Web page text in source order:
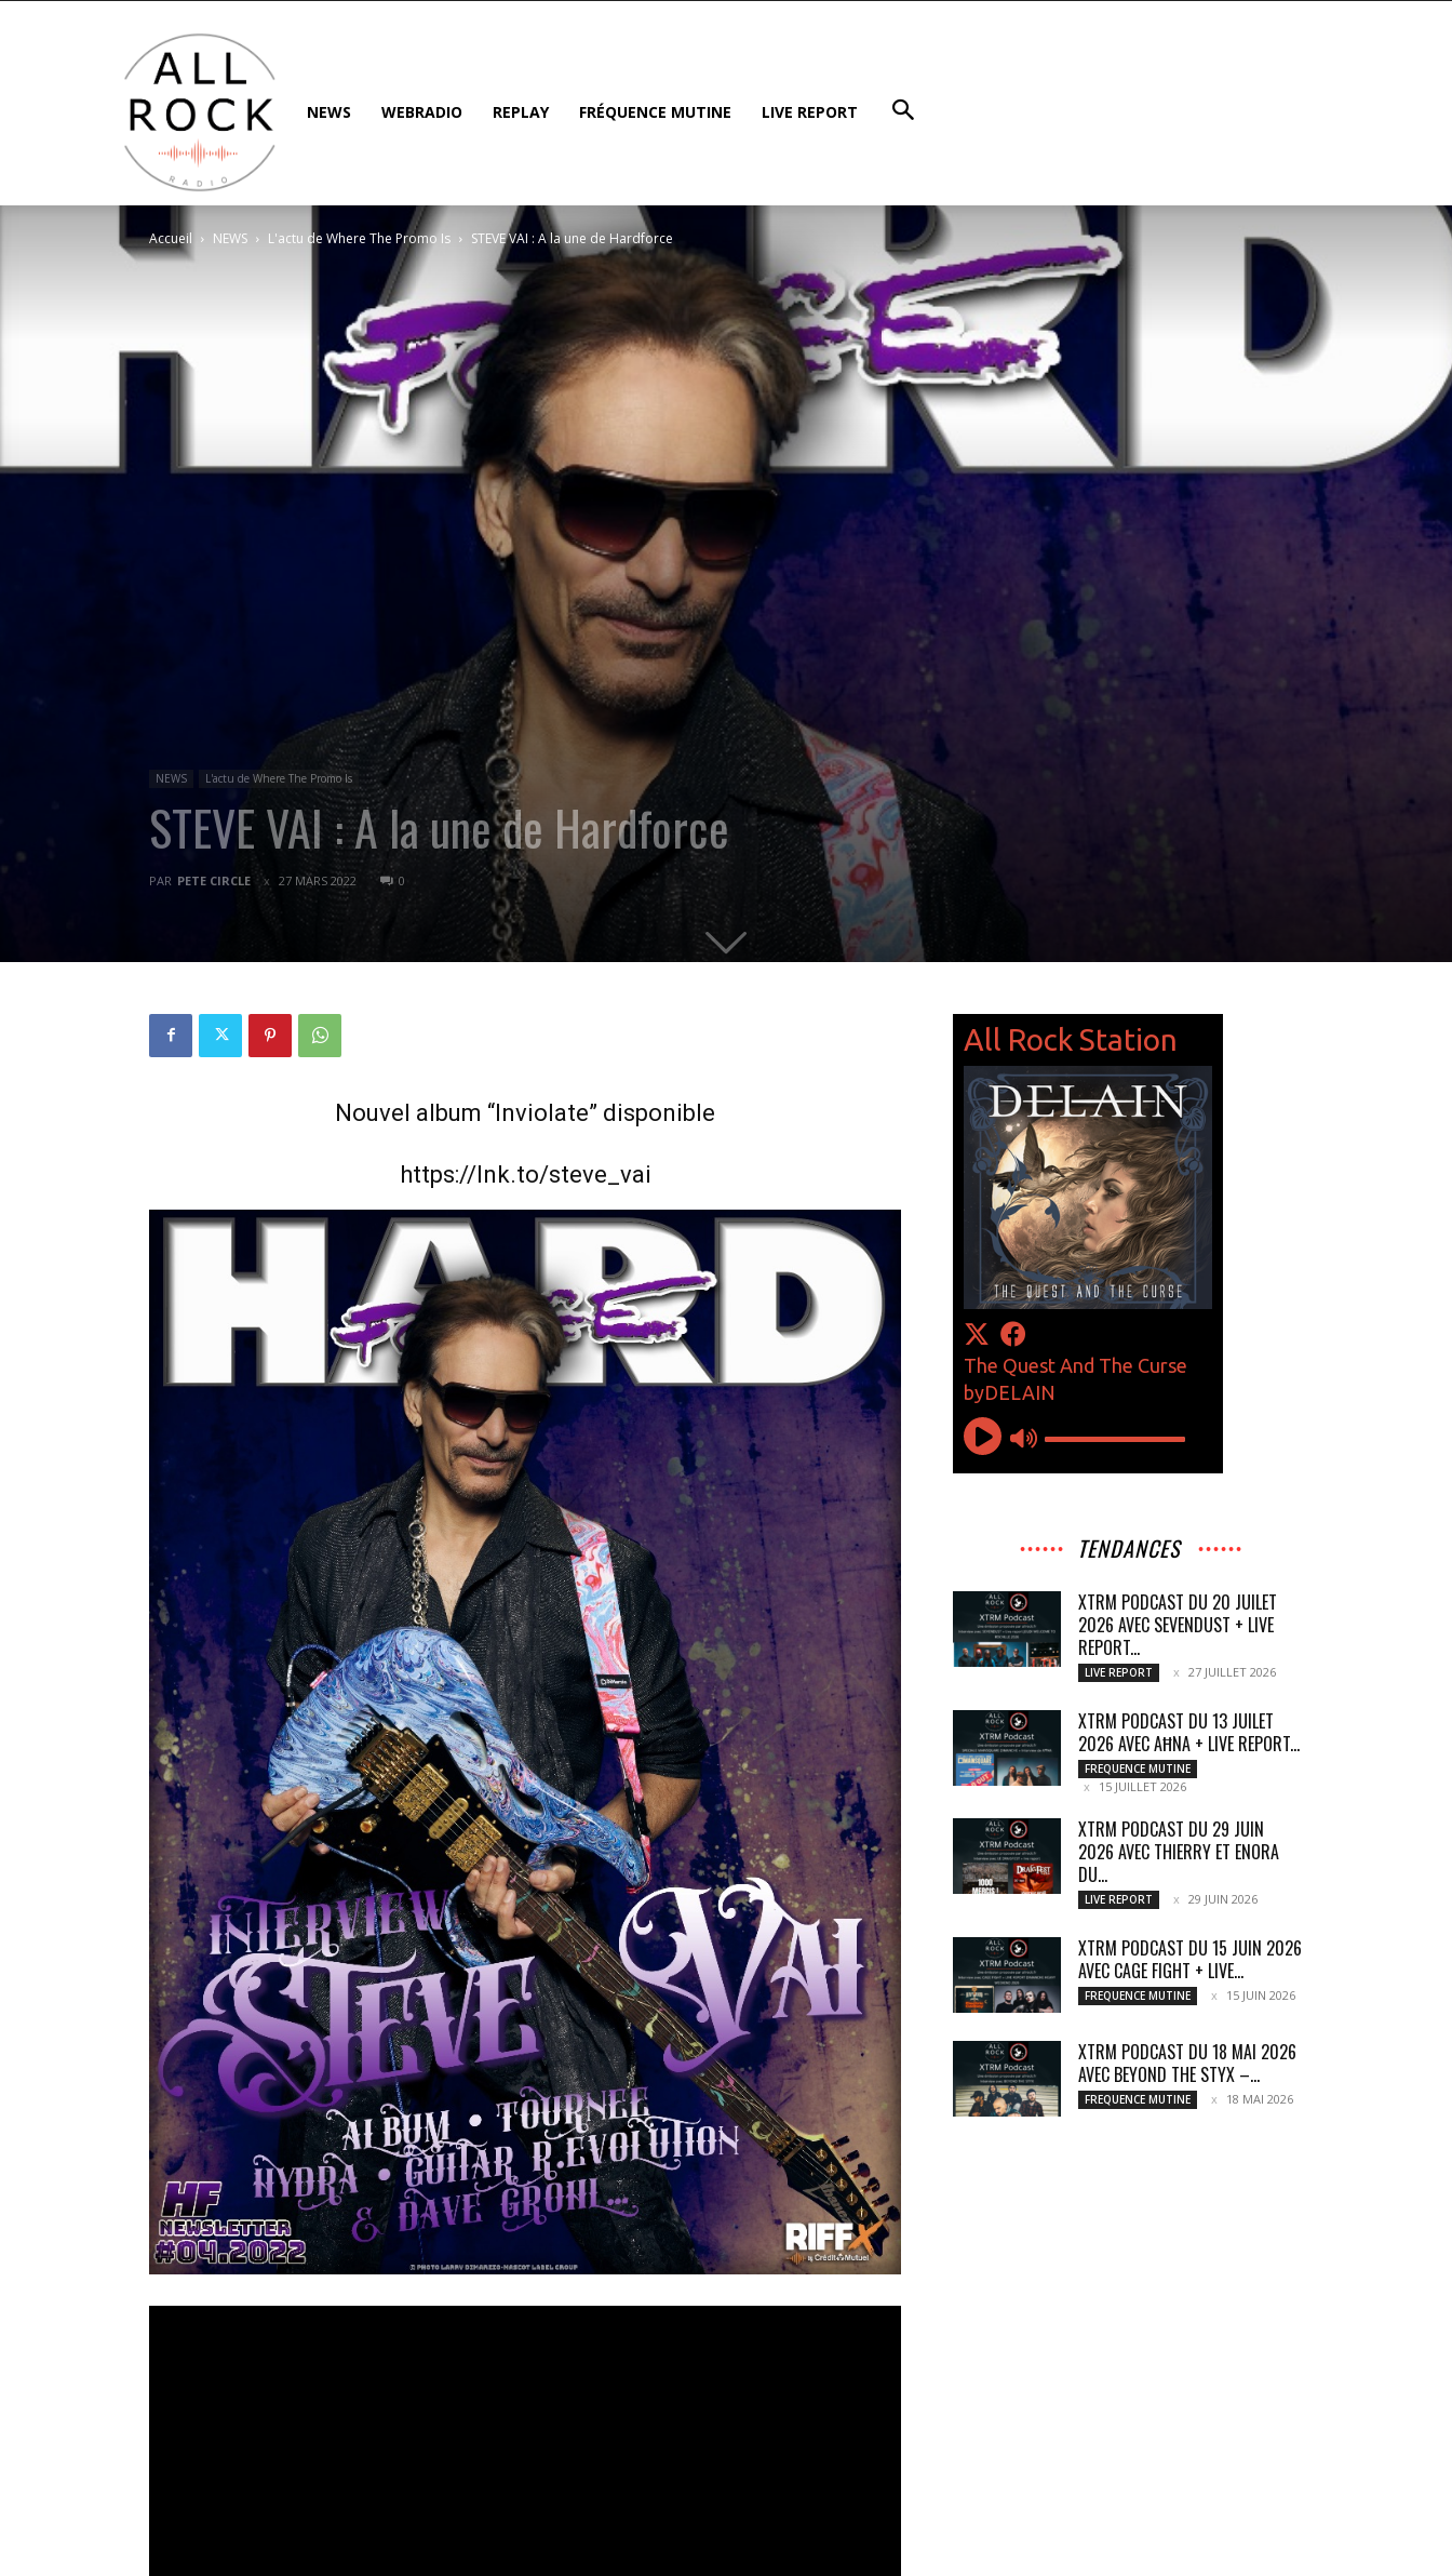
NEWS WEBRADIO REPLAY FRÉQUENCE MUTINE LIVE REPORT
Accueil NEWS L'actu de Where The Promo Is STEVE VAI : A la une de Hardforce
NEWS L'actu de Where The Promo Is
STEVE VAI : A la une de Hardforce
PAR PETE CIRCLE 27 MARS 2022 0
Nouvel album “Inviolate” disponible
https://lnk.to/steve_vai
TENDANCES
XTRM PODCAST DU 20 JUILET
2026 AVEC SEVENDUST + LIVE
REPORT...
LIVE REPORT 27 JUILLET 2026
XTRM PODCAST DU 13 JUILET
2026 AVEC AĦNA + LIVE REPORT...
FREQUENCE MUTINE
15 JUILLET 2026
XTRM PODCAST DU 29 JUIN
2026 AVEC THIERRY ET ENORA
DU...
LIVE REPORT 29 JUIN 2026
XTRM PODCAST DU 15 JUIN 2026
AVEC CAGE FIGHT + LIVE...
FREQUENCE MUTINE 15 JUIN 2026
XTRM PODCAST DU 18 MAI 2026
AVEC BEYOND THE STYX –...
FREQUENCE MUTINE 18 MAI 2026